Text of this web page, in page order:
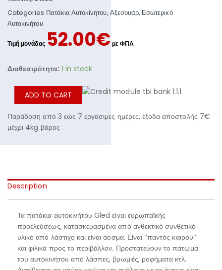
Categories Πατάκια Αυτοκίνητου, Αξεσουάρ, Εσωτερικό
Αυτοκινήτου
52.00€
Διαθεσιμότητα: 1 in stock
ADD TO CART
Παράδοση από 3 εώς 7 εργασιμες ημέρες, έξοδα αποστολής 7€
μέχρι 4kg βάρος
Description
Τα πατάκια αυτοκινήτου Gled είναι ευρωπαϊκής
προελεύσεως, κατασκευασμένα από ανθεκτικό συνθετικό
υλικό από λάστιχο και είναι άοσμα. Είναι ‘’παντός καιρού’’
και φιλικά προς το περιβάλλον. Προστατεύουν το πάτωμα
του αυτοκινήτου από λάσπες, βρωμιές, ροφήματα κτλ.